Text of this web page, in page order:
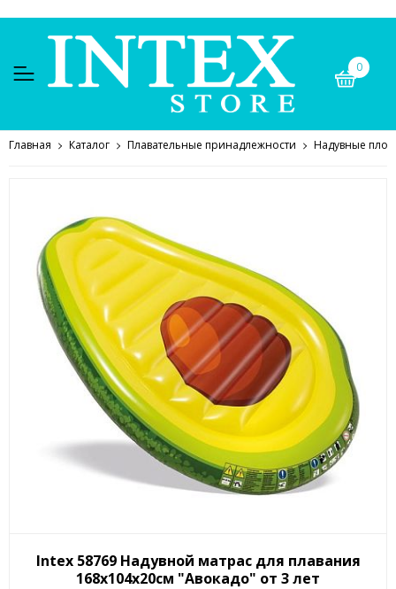
0
Главная Каталог Плавательные принадлежности Надувные
Intex 58769 Надувной матрас для плавания
168х104х20см "Авокадо" от 3 лет